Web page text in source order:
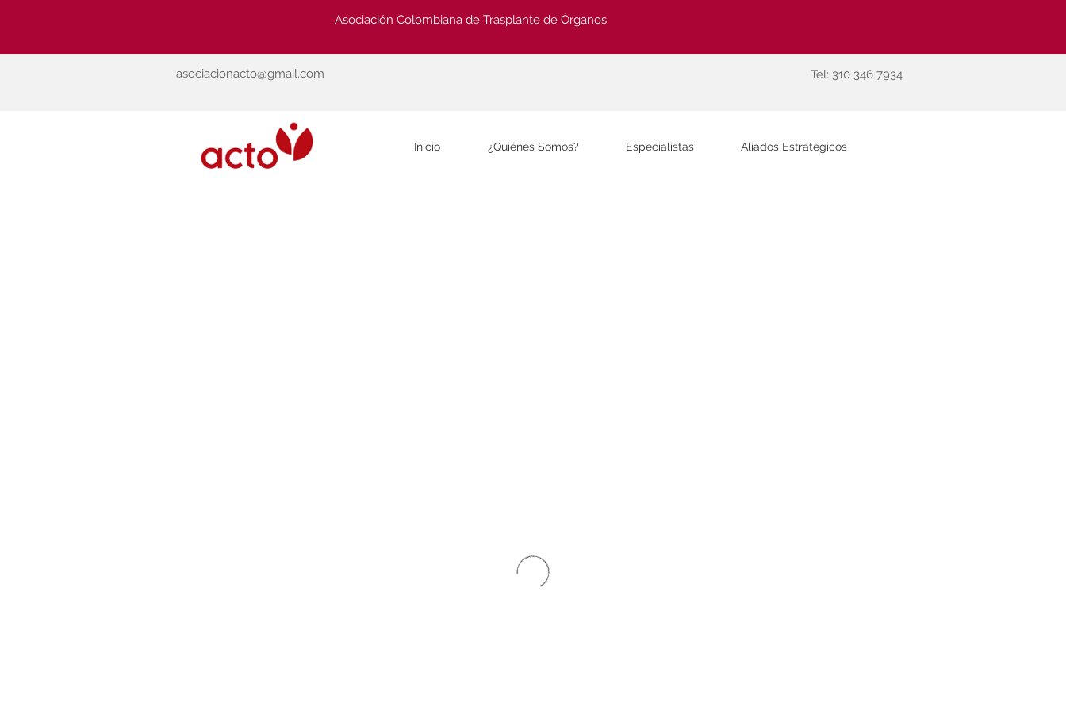
Asociación Colombiana de Trasplante de Órganos
asociacionacto@gmail.com Tel: 310 346 7934
Inicio ¿Quiénes Somos? Especialistas Aliados Estratégicos